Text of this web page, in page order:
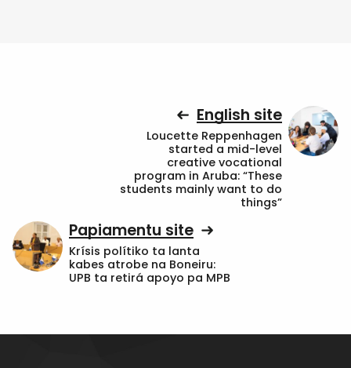
English site
Loucette Reppenhagen
started a mid-level
creative vocational
program in Aruba: “These
students mainly want to do
things”
Papiamentu site
Krísis polítiko ta lanta
kabes atrobe na Boneiru:
UPB ta retirá apoyo pa MPB